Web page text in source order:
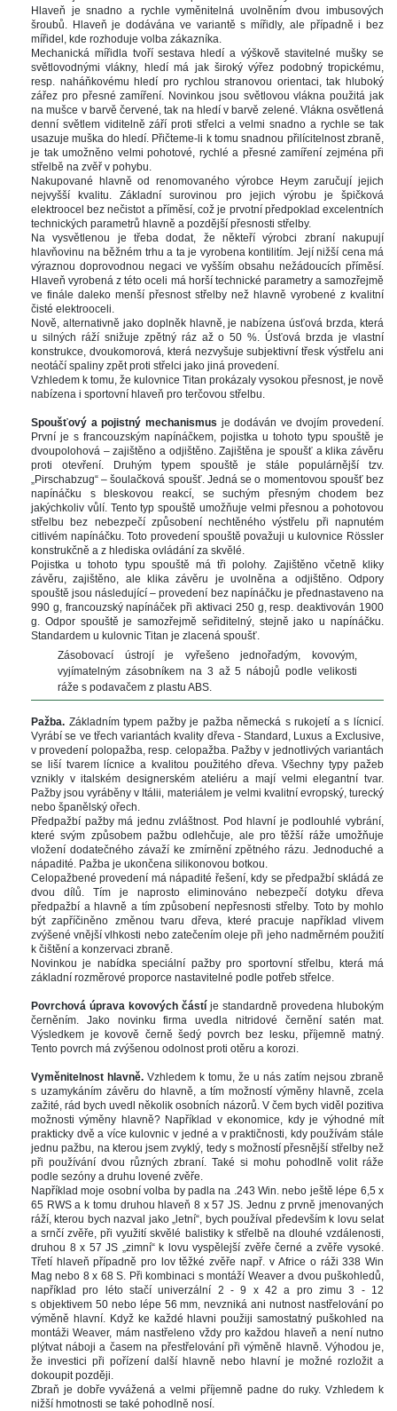
Hlaveň je snadno a rychle vyměnitelná uvolněním dvou imbusových
šroubů. Hlaveň je dodávána ve variantě s mířidly, ale případně i bez
mířidel, kde rozhoduje volba zákazníka.
Mechanická mířidla tvoří sestava hledí a výškově stavitelné mušky se
větlovodnými vlákny, hledí má jak široký výřez podobný tropickému,
resp. naháňkovému hledí pro rychlou stranovou orientaci, tak hluboký
zářez pro přesné zamíření. Novinkou jsou světlovou vlákna použitá jak
na mušce v barvě červené, tak na hledí v barvě zelené. Vlákna osvětlená
denní světlem viditelně září proti střelci a velmi snadno a rychle se tak
usazuje muška do hledí. Přičteme-li k tomu snadnou přilícitelnost zbraně,
je tak umožněno velmi pohotové, rychlé a přesné zamíření zejména při
třelbě na zvěř v pohybu.
Nakupované hlavně od renomovaného výrobce Heym zaručují jejich
nejvyšší kvalitu. Základní surovinou pro jejich výrobu je špičková
elektroocel bez nečistot a příměsí, což je prvotní předpoklad excelentních
technických parametrů hlavně a pozdější přesnosti střelby.
Na vysvětlenou je třeba dodat, že někteří výrobci zbraní nakupují
hlavňovinu na běžném trhu a ta je vyrobena kontilitím. Její nižší cena má
výraznou doprovodnou negaci ve vyšším obsahu nežádoucích příměsí.
Hlaveň vyrobená z této oceli má horší technické parametry a samozřejmě
ve finále daleko menší přesnost střelby než hlavně vyrobené z kvalitní
čisté elektrooceli.
Nově, alternativně jako doplněk hlavně, je nabízena úsťová brzda, která
u silných ráží snižuje zpětný ráz až o 50 %. Úsťová brzda je vlastní
konstrukce, dvoukomorová, která nezvyšuje subjektivní třesk výstřelu ani
neotáčí spaliny zpět proti střelci jako jiná provedení.
Vzhledem k tomu, že kulovnice Titan prokázaly vysokou přesnost, je nově
nabízena i sportovní hlaveň pro terčovou střelbu.
Spoušťový a pojistný mechanismu je dodáván ve dvojím provedení.
První je s francouzským napínáčkem, pojistka u tohoto typu spouště je
dvoupolohová – zajištěno a odjištěno. Zajištěna je spoušť a klika závěru
proti otevření. Druhým typem spouště je stále populárnější tzv.
„Pirschabzug“ – šoulačková spoušť. Jedná se o momentovou spoušť bez
napínáčku s bleskovou reakcí, se suchým přesným chodem bez
jakýchkoliv vůlí. Tento typ spouště umožňuje velmi přesnou a pohotovou
třelbu bez nebezpečí způsobení nechtěného výstřelu při napnutém
citlivém napínáčku. Toto provedení spouště považuji u kulovnice Rössler
konstrukčně a z hlediska ovládání za skvělé.
Pojistka u tohoto typu spouště má tři polohy. Zajištěno včetně kliky
závěru, zajištěno, ale klika závěru je uvolněna a odjištěno. Odpory
pouště jsou následující – provedení bez napínáčku je přednastaveno na
990 g , francouzský napínáček při aktivaci 250 g , resp. deaktivován 1900
g . Odpor spouště je samozřejmě seřiditelný, stejně jako u napínáčku.
Standardem u kulovnic Titan je zlacená spoušť.
Zásobovací ústrojí je vyřešeno jednořadým, kovovým,
vyjímatelným zásobníkem na 3 až 5 nábojů podle velikosti
ráže s podavačem z plastu ABS.
Pažba. Základním typem pažby je pažba německá s rukojetí a s lícnicí.
Vyrábí se ve třech variantách kvality dřeva - Standard, Luxus a Exclusive,
v provedení polopažba, resp. celopažba. Pažby v jednotlivých variantách
e liší tvarem lícnice a kvalitou použitého dřeva. Všechny typy pažeb
vznikly v italském designerském ateliéru a mají velmi elegantní tvar.
Pažby jsou vyráběny v Itálii, materiálem je velmi kvalitní evropský, turecký
nebo španělský ořech.
Předpažbí pažby má jednu zvláštnost. Pod hlavní je podlouhlé vybrání,
které svým způsobem pažbu odlehčuje, ale pro těžší ráže umožňuje
vložení dodatečného závaží ke zmírnění zpětného rázu. Jednoduché a
nápadité. Pažba je ukončena silikonovou botkou.
Celopažbené provedení má nápadité řešení, kdy se předpažbí skládá ze
dvou dílů. Tím je naprosto eliminováno nebezpečí dotyku dřeva
předpažbí a hlavně a tím způsobení nepřesnosti střelby. Toto by mohlo
být zapříčiněno změnou tvaru dřeva, které pracuje například vlivem
zvýšené vnější vlhkosti nebo zatečením oleje při jeho nadměrném použití
k čištění a konzervaci zbraně.
Novinkou je nabídka speciální pažby pro sportovní střelbu, která má
základní rozměrové proporce nastavitelné podle potřeb střelce.
Povrchová úprava kovových částí je standardně provedena hlubokým
černěním. Jako novinku firma uvedla nitridové černění satén mat.
Výsledkem je kovově černě šedý povrch bez lesku, příjemně matný.
Tento povrch má zvýšenou odolnost proti otěru a korozi.
Vyměnitelnost hlavně. Vzhledem k tomu, že u nás zatím nejsou zbraně
uzamykáním závěru do hlavně, a tím možností výměny hlavně, zcela
zažité, rád bych uvedl několik osobních názorů. V čem bych viděl pozitiva
možnosti výměny hlavně? Například v ekonomice, kdy je výhodné mít
prakticky dvě a více kulovnic v jedné a v praktičnosti, kdy používám stále
jednu pažbu, na kterou jsem zvyklý, tedy s možností přesnější střelby než
při používání dvou různých zbraní. Také si mohu pohodlně volit ráže
podle sezóny a druhu lovené zvěře.
Například moje osobní volba by padla na .243 Win. nebo ještě lépe 6,5 x
65 RWS a k tomu druhou hlaveň 8 x 57 JS. Jednu z prvně jmenovaných
ráží, kterou bych nazval jako „letní“, bych používal především k lovu selat
a srnčí zvěře, při využití skvělé balistiky k střelbě na dlouhé vzdálenosti,
druhou 8 x 57 JS „zimní“ k lovu vyspělejší zvěře černé a zvěře vysoké.
Třetí hlaveň případně pro lov těžké zvěře např. v Africe o ráži 338 Win
Mag nebo 8 x 68 S. Při kombinaci s montáží Weaver a dvou puškohledů,
například pro léto stačí univerzální 2 - 9 x 42 a pro zimu 3 - 12
objektivem 50 nebo lépe 56 mm , nevzniká ani nutnost nastřelování po
výměně hlavní. Když ke každé hlavni použiji samostatný puškohled na
montáži Weaver, mám nastřeleno vždy pro každou hlaveň a není nutno
plýtvat náboji a časem na přestřelování při výměně hlavně. Výhodou je,
že investici při pořízení další hlavně nebo hlavní je možné rozložit a
dokoupit později.
Zbraň je dobře vyvážená a velmi příjemně padne do ruky. Vzhledem k
nižší hmotnosti se také pohodlně nosí.